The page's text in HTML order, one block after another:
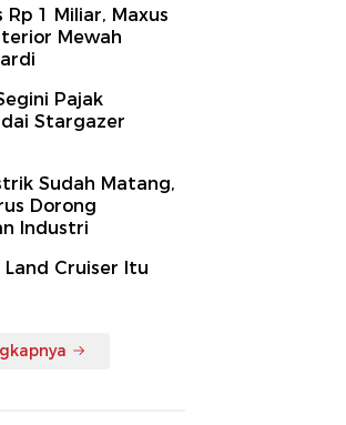
Rp 1 Miliar, Maxus
Mewah
Pajak
Stargazer
Sudah Matang,
Dorong
Industri
Cruiser Itu